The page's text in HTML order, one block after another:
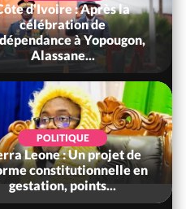
d'Ivoire : Après la
célébration de
à Yopougon,
Alassane...
POLITIQUE
Leone : Un projet de
constitutionnelle en
gestation, points...